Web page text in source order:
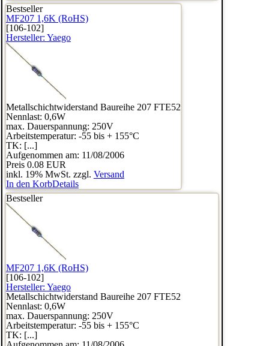
Bestseller
MF207 1,6K (RoHS)
[106-102]
Hersteller: Yaego
Metallschichtwiderstand Baureihe 207 FTE52
Nennlast: 0,6W
max. Dauerspannung: 250V
Arbeitstemperatur: -55 bis + 155°C
TK: [...]
Aufgenommen am: 11/08/2006
Preis 0.08 EUR
inkl. 19% MwSt. zzgl. Versand
In den KorbDetails
Bestseller
MF207 1,6K (RoHS)
[106-102]
Hersteller: Yaego
Metallschichtwiderstand Baureihe 207 FTE52
Nennlast: 0,6W
max. Dauerspannung: 250V
Arbeitstemperatur: -55 bis + 155°C
TK: [...]